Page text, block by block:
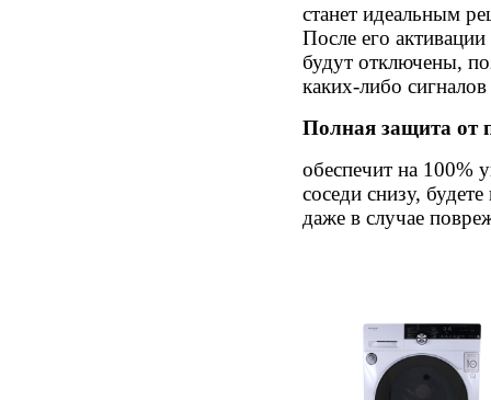
станет идеальным
После его
будут отключены,
каких-либо
Полная защита от
обеспечит на 100%
соседи снизу,
даже в случае